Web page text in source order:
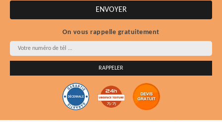
On vous rappelle gratuitement